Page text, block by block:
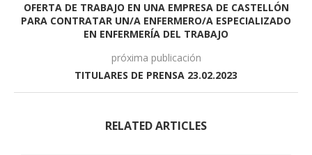
OFERTA DE TRABAJO EN UNA EMPRESA DE CASTELLÓN
PARA CONTRATAR UN/A ENFERMERO/A ESPECIALIZADO
EN ENFERMERÍA DEL TRABAJO
próxima publicación
TITULARES DE PRENSA 23.02.2023
RELATED ARTICLES